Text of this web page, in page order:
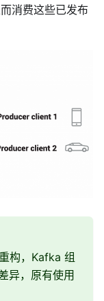
消费这些已发布
构，Kafka 组
异，原有使用